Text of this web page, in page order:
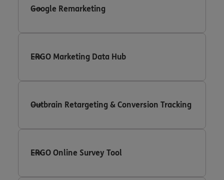
Google Remarketing
ERGO Marketing Data Hub
Outbrain Retargeting & Conversion Tracking
ERGO Online Survey Tool